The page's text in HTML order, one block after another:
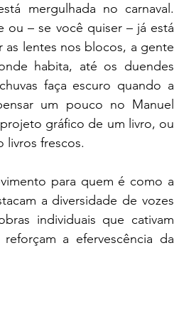
mergulhada no carnaval.
ou – se você quiser – já está
as lentes nos blocos, a gente
habita, até os duendes
faça escuro quando a
um pouco no Manuel
gráfico de um livro, ou
livros frescos.
para quem é como a
a diversidade de vozes
individuais que cativam
a efervescência da